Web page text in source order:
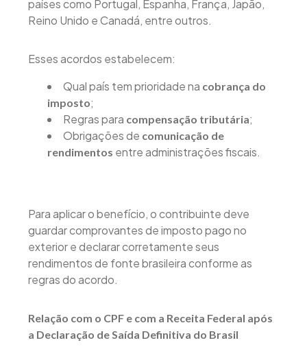
países como Portugal, Espanha, França, Japão,
Reino Unido e Canadá, entre outros.
Esses acordos estabelecem:
Qual país tem prioridade na cobrança do
imposto;
Regras para compensação tributária;
Obrigações de comunicação de
rendimentos entre administrações fiscais.
Para aplicar o benefício, o contribuinte deve
guardar comprovantes de imposto pago no
exterior e declarar corretamente seus
rendimentos de fonte brasileira conforme as
regras do acordo.
Relação com o CPF e com a Receita Federal após
a Declaração de Saída Definitiva do Brasil